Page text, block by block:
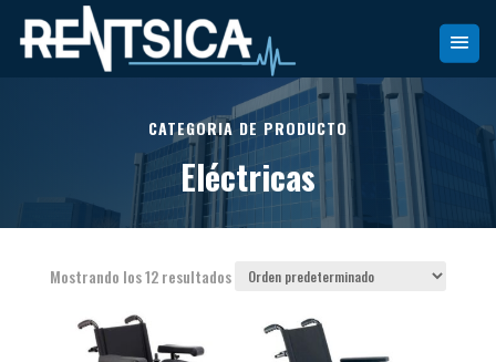
CATEGORIA DE PRODUCTO
Eléctricas
Mostrando los 12 resultados